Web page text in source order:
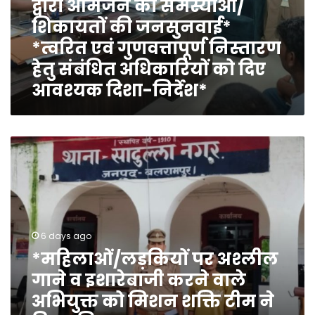
निस्तारण
हेतु
संबंधित
अधिकारियों
को
आवश्यक
दिशा-
द्वारा आमजन की समस्याओं/
शिकायतों की जनसुनवाई*
*त्वरित एवं गुणवत्तापूर्ण निस्तारण
हेतु संबंधित अधिकारियों को दिए
आवश्यक दिशा-निर्देश*
*महिलाओं/
लड़कियों
अश्लील
गाने
इशारेबाजी
करने
वाले
अभियुक्त
को
मिशन
6 days ago
*महिलाओं/लड़कियों पर अश्लील
गाने व इशारेबाजी करने वाले
अभियुक्त को मिशन शक्ति टीम ने